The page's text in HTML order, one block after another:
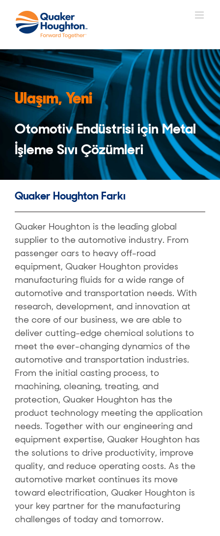
content
Ulaşım, Yeni
Otomotiv Endüstrisi için Metal
İşleme Sıvı Çözümleri
Quaker Houghton Farkı
Quaker Houghton is the leading global
supplier to the automotive industry. From
passenger cars to heavy off-road
equipment, Quaker Houghton provides
manufacturing fluids for a wide range of
automotive and transportation needs. With
research, development, and innovation at
the core of our business, we are able to
deliver cutting-edge chemical solutions to
meet the ever-changing dynamics of the
automotive and transportation industries.
From the initial casting process, to
machining, cleaning, treating, and
protection, Quaker Houghton has the
product technology meeting the application
needs. Together with our engineering and
equipment expertise, Quaker Houghton has
the solutions to drive productivity, improve
quality, and reduce operating costs. As the
automotive market continues its move
toward electrification, Quaker Houghton is
your key partner for the manufacturing
challenges of today and tomorrow.